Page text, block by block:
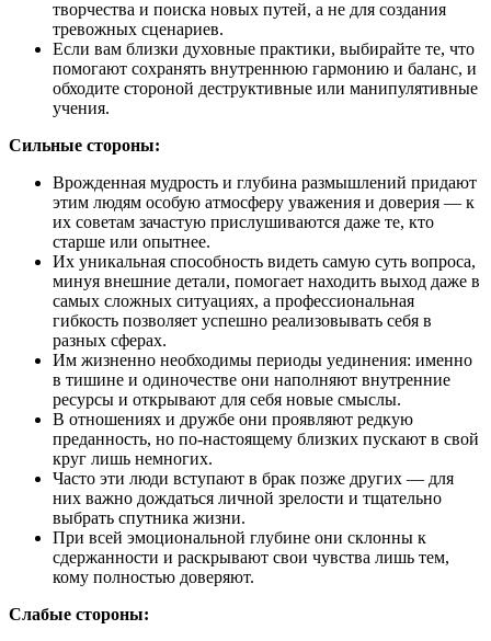
творчества и поиска новых путей, а не для создания
тревожных сценариев.
Если вам близки духовные практики, выбирайте те, что
помогают сохранять внутреннюю гармонию и баланс, и
обходите стороной деструктивные или манипулятивные
учения.
Сильные стороны:
Врожденная мудрость и глубина размышлений придают
этим людям особую атмосферу уважения и доверия — к
их советам зачастую прислушиваются даже те, кто
старше или опытнее.
Их уникальная способность видеть самую суть вопроса,
минуя внешние детали, помогает находить выход даже в
самых сложных ситуациях, а профессиональная
гибкость позволяет успешно реализовывать себя в
разных сферах.
Им жизненно необходимы периоды уединения: именно
в тишине и одиночестве они наполняют внутренние
ресурсы и открывают для себя новые смыслы.
В отношениях и дружбе они проявляют редкую
преданность, но по-настоящему близких пускают в свой
круг лишь немногих.
Часто эти люди вступают в брак позже других — для
них важно дождаться личной зрелости и тщательно
выбрать спутника жизни.
При всей эмоциональной глубине они склонны к
сдержанности и раскрывают свои чувства лишь тем,
кому полностью доверяют.
Слабые стороны: